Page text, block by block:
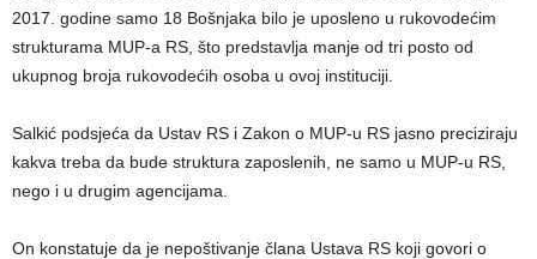
2017. godine samo 18 Bošnjaka bilo je uposleno u rukovodećim
strukturama MUP-a RS, što predstavlja manje od tri posto od
ukupnog broja rukovodećih osoba u ovoj instituciji.
Salkić podsjeća da Ustav RS i Zakon o MUP-u RS jasno preciziraju
kakva treba da bude struktura zaposlenih, ne samo u MUP-u RS,
nego i u drugim agencijama.
On konstatuje da je nepoštivanje člana Ustava RS koji govori o